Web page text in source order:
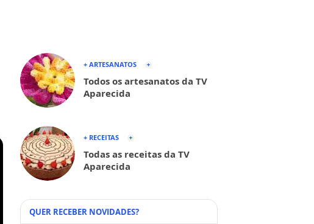
+ ARTESANATOS
Todos os artesanatos da TV
Aparecida
+ RECEITAS
Todas as receitas da TV
Aparecida
QUER RECEBER NOVIDADES?